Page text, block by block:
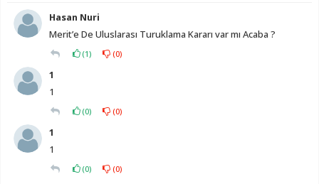
Hasan Nuri
Merit’e De Uluslarası Turuklama Kararı var mı Acaba ?
(1) (0)
1
1
(0) (0)
1
1
(0) (0)